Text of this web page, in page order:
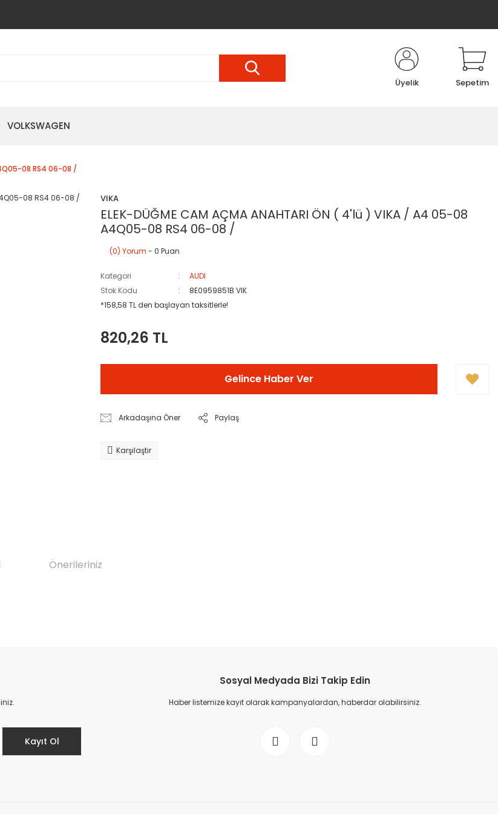
Üyelik Sepetim
VOLKSWAGEN
08 RS4 06-08 /
VIKA
ELEK-DÜĞME CAM AÇMA ANAHTARI ÖN ( 4'lü ) VIKA / A4 05-08
A4Q05-08 RS4 06-08 /
(0) Yorum - 0 Puan
Kategori
AUDI
Stok Kodu
8E0959851B VIK
*158,58 TL den başlayan taksitlerle!
820,26 TL
Gelince Haber Ver
Arkadaşına Öner Paylaş
Karşılaştır
Önerileriniz
Kayıt Ol
Sosyal Medyada Bizi Takip Edin
Haber listemize kayıt olarak kampanyalardan, haberdar olabilirsiniz.